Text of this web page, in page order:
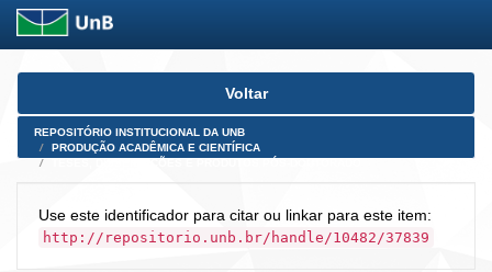
Skip
Voltar
REPOSITÓRIO INSTITUCIONAL DA UNB
PRODUÇÃO ACADÊMICA E CIENTÍFICA
Use este identificador para citar ou linkar para este item:
http://repositorio.unb.br/handle/10482/37839